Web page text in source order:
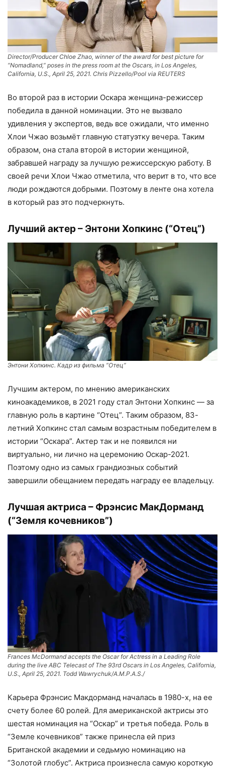
Director/Producer Chloe Zhao, winner of the award for best picture for
“Nomadland,” poses in the press room at the Oscars, in Los Angeles,
California, U.S., April 25, 2021. Chris Pizzello/Pool via REUTERS
Во второй раз в истории Оскара женщина-режиссер
победила в данной номинации. Это не вызвало
удивления у экспертов, ведь все ожидали, что именно
Хлои Чжао возьмёт главную статуэтку вечера. Таким
образом, она стала второй в истории женщиной,
забравшей награду за лучшую режиссерскую работу. В
своей речи Хлои Чжао отметила, что верит в то, что все
люди рождаются добрыми. Поэтому в ленте она хотела
в который раз это подчеркнуть.
Лучший актер – Энтони Хопкинс (“Отец”)
Энтони Хопкинс. Кадр из фильма “Отец”
Лучшим актером, по мнению американских
киноакадемиков, в 2021 году стал Энтони Хопкинс — за
главную роль в картине “Отец”. Таким образом, 83-
летний Хопкинс стал самым возрастным победителем в
истории “Оскара”. Актер так и не появился ни
виртуально, ни лично на церемонию Оскар-2021.
Поэтому одно из самых грандиозных событий
завершили обещанием передать награду ее владельцу.
Лучшая актриса – Фрэнсис МакДорманд
(“Земля кочевников”)
Frances McDormand accepts the Oscar for Actress in a Leading Role
during the live ABC Telecast of The 93rd Oscars in Los Angeles, California,
U.S., April 25, 2021. Todd Wawrychuk/A.M.P.A.S./
Карьера Фрэнсис Макдорманд началась в 1980-х, на ее
счету более 60 ролей. Для американской актрисы это
шестая номинация на “Оскар” и третья победа. Роль в
“Земле кочевников” также принесла ей приз
Британской академии и седьмую номинацию на
“Золотой глобус”. Актриса произнесла самую короткую